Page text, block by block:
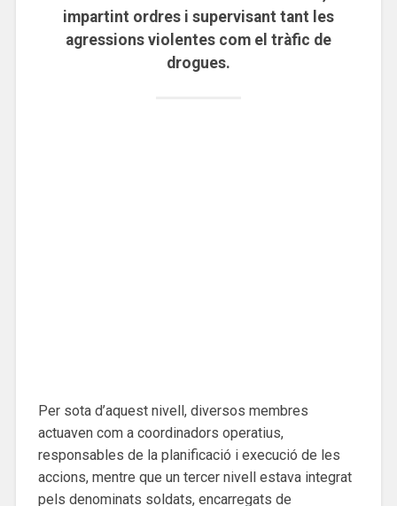
impartint ordres i supervisant tant les
agressions violentes com el tràfic de
drogues.
Per sota d’aquest nivell, diversos membres
actuaven com a coordinadors operatius,
responsables de la planificació i execució de les
accions, mentre que un tercer nivell estava integrat
pels denominats soldats, encarregats de